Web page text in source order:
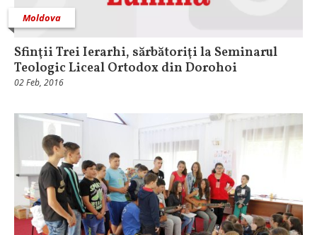
Moldova
Sfinţii Trei Ierarhi, sărbătoriţi la Seminarul
Teologic Liceal Ortodox din Dorohoi
02 Feb, 2016